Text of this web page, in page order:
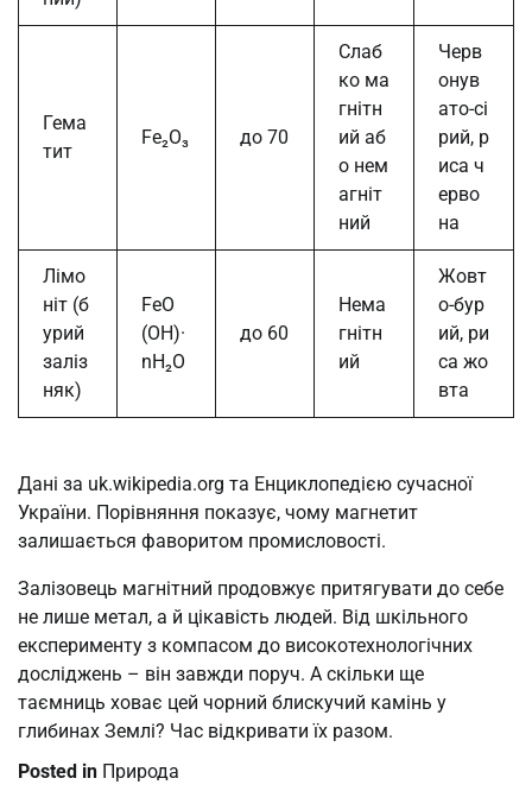
Гема
тит
Fe₂O₃ до 70
Слаб
ко ма
гнітн
ий аб
о нем
агніт
ний
Черв
онув
ато-сі
рий, р
иса ч
ерво
на
Лімо
ніт (б
урий
заліз
няк)
FeO
(OH)·
nH₂O
до 60
Нема
гнітн
ий
Жовт
о-бур
ий, ри
са жо
вта
Дані за uk.wikipedia.org та Енциклопедією сучасної
України. Порівняння показує, чому магнетит
залишається фаворитом промисловості.
Залізовець магнітний продовжує притягувати до себе
не лише метал, а й цікавість людей. Від шкільного
експерименту з компасом до високотехнологічних
досліджень – він завжди поруч. А скільки ще
таємниць ховає цей чорний блискучий камінь у
глибинах Землі? Час відкривати їх разом.
Posted in Природа